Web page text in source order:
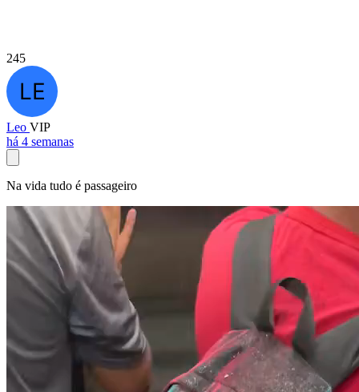
245
Leo VIP
há 4 semanas
Na vida tudo é passageiro